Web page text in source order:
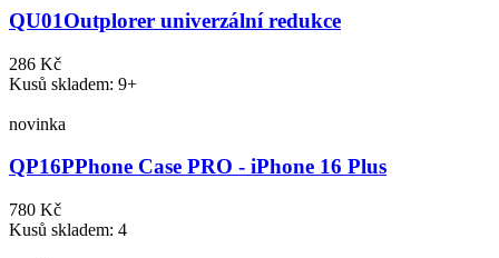
QU01Outplorer univerzální redukce
286 Kč
Kusů skladem: 9+
novinka
QP16PPhone Case PRO - iPhone 16 Plus
780 Kč
Kusů skladem: 4